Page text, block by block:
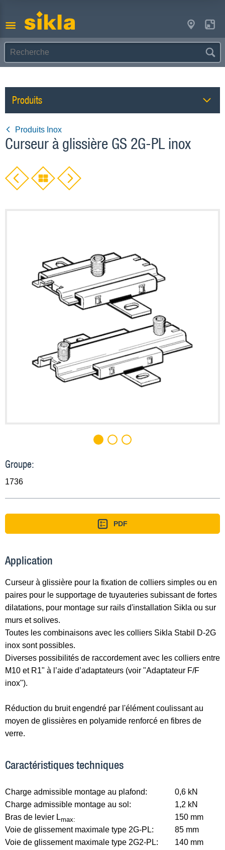
Produits
Produits Inox
Curseur à glissière GS 2G-PL inox
Groupe:
1736
PDF
Application
Curseur à glissière pour la fixation de colliers simples ou en
paires pour le supportage de tuyauteries subissant de fortes
dilatations, pour montage sur rails d'installation Sikla ou sur
murs et solives.
Toutes les combinaisons avec les colliers Sikla Stabil D-2G
inox sont possibles.
Diverses possibilités de raccordement avec les colliers entre
M10 et R1" à l’aide d’adaptateurs (voir "Adaptateur F/F
inox").
Réduction du bruit engendré par l'élément coulissant au
moyen de glissières en polyamide renforcé en fibres de
verre.
Caractéristiques techniques
Charge admissible montage au plafond:
0,6 kN
Charge admissible montage au sol:
1,2 kN
Bras de levier Lmax:
150 mm
Voie de glissement maximale type 2G-PL:
85 mm
Voie de glissement maximale type 2G2-PL:
140 mm